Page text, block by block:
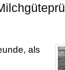
als